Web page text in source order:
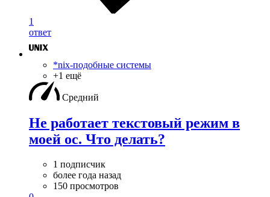
1
ответ
*nix-подобные системы
+1 ещё
Средний
Не работает текстовый режим в
моей ос. Что делать?
1 подписчик
более года назад
150 просмотров